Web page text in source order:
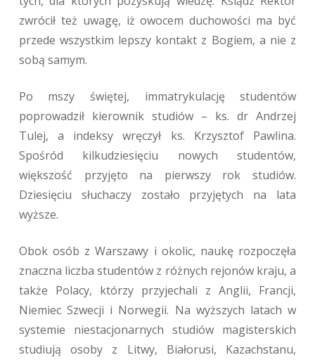
zwrócił też uwagę, iż owocem duchowości ma być
przede wszystkim lepszy kontakt z Bogiem, a nie z
sobą samym.
Po mszy świętej, immatrykulację studentów
poprowadził kierownik studiów – ks. dr Andrzej
Tulej, a indeksy wręczył ks. Krzysztof Pawlina.
Spośród kilkudziesięciu nowych studentów,
większość przyjęto na pierwszy rok studiów.
Dziesięciu słuchaczy zostało przyjętych na lata
wyższe.
Obok osób z Warszawy i okolic, naukę rozpoczęła
znaczna liczba studentów z różnych rejonów kraju, a
także Polacy, którzy przyjechali z Anglii, Francji,
Niemiec Szwecji i Norwegii. Na wyższych latach w
systemie niestacjonarnych studiów magisterskich
studiują osoby z Litwy, Białorusi, Kazachstanu,